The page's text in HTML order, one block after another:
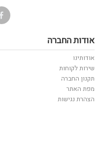
אודות החברה
אודותינו
שירות לקוחות
תקנון החברה
מפת האתר
הצהרת נגישות